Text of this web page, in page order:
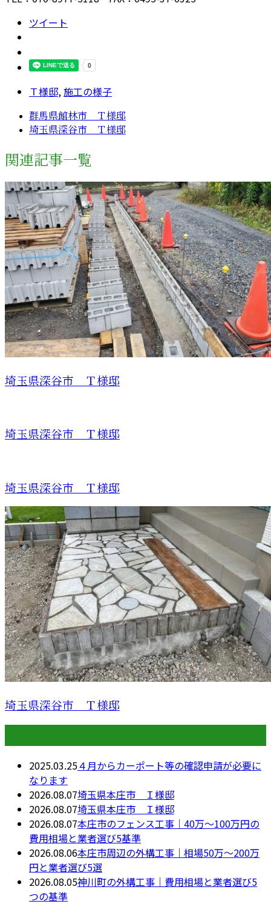
ツイート
Ｔ様邸,施工の様子
群馬県館林市 Ｔ様邸
埼玉県深谷市 Ｔ様邸
関連記事一覧
埼玉県深谷市 Ｔ様邸
埼玉県深谷市 Ｔ様邸
埼玉県深谷市 Ｔ様邸
埼玉県深谷市 Ｔ様邸
2025.03.25４月からカーポート等の確認申請が必要に
なります
2026.08.07埼玉県本庄市 Ｉ様邸
2026.08.07埼玉県本庄市 Ｉ様邸
2026.08.07本庄市のフェンス工事｜40万〜100万円の
費用相場と業者選び5基準
2026.08.06本庄市周辺の外構工事｜相場50万〜200万
円と業者選び5選
2026.08.05神川町の外構工事｜費用相場と業者選び5
つの基準